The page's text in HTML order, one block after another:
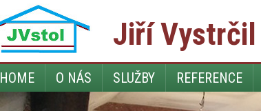
Jiří Vystrčil
HOME O NÁS SLUŽBY REFERENCE